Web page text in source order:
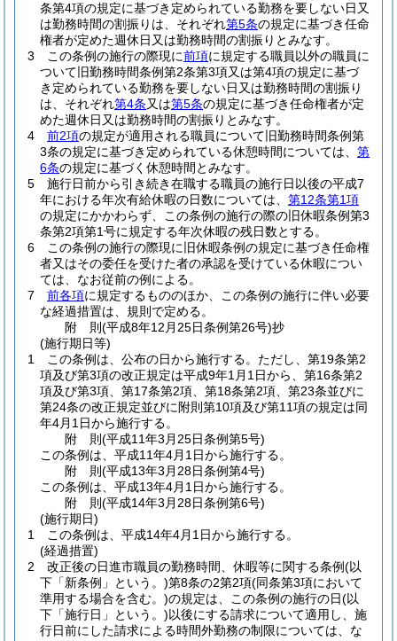
条第4項の規定に基づき定められている勤務を要しない日又
は勤務時間の割振りは、それぞれ第5条の規定に基づき任命
権者が定めた週休日又は勤務時間の割振りとみなす。
3
この条例の施行の際現に前項に規定する職員以外の職員に
ついて旧勤務時間条例第2条第3項又は第4項の規定に基づ
き定められている勤務を要しない日又は勤務時間の割振り
は、それぞれ第4条又は第5条の規定に基づき任命権者が定
めた週休日又は勤務時間の割振りとみなす。
4
前2項の規定が適用される職員について旧勤務時間条例第
3条の規定に基づき定められている休憩時間については、 第
6条の規定に基づく休憩時間とみなす。
5
施行日前から引き続き在職する職員の施行日以後の平成7
年における年次有給休暇の日数については、 第12条第1項
の規定にかかわらず、この条例の施行の際の旧休暇条例第3
条第2項第1号に規定する年次休暇の残日数とする。
6
この条例の施行の際現に旧休暇条例の規定に基づき任命権
者又はその委任を受けた者の承認を受けている休暇につい
ては、なお従前の例による。
7
前各項に規定するもののほか、この条例の施行に伴い必要
な経過措置は、規則で定める。
附 則(平成8年12月25日条例第26号)抄
(施行期日等)
1
この条例は、公布の日から施行する。 ただし、第19条第2
項及び第3項の改正規定は平成9年1月1日から、第16条第2
項及び第3項、第17条第2項、第18条第2項、第23条並びに
第24条の改正規定並びに附則第10項及び第11項の規定は同
年4月1日から施行する。
附 則(平成11年3月25日条例第5号)
この条例は、平成11年4月1日から施行する。
附 則(平成13年3月28日条例第4号)
この条例は、平成13年4月1日から施行する。
附 則(平成14年3月28日条例第6号)
(施行期日)
1
この条例は、平成14年4月1日から施行する。
(経過措置)
2
改正後の日進市職員の勤務時間、休暇等に関する条例(以
下「新条例」という。)第8条の2第2項(同条第3項において
準用する場合を含む。)の規定は、この条例の施行の日(以
下「施行日」という。)以後にする請求について適用し、施
行日前にした請求による時間外勤務の制限については、な